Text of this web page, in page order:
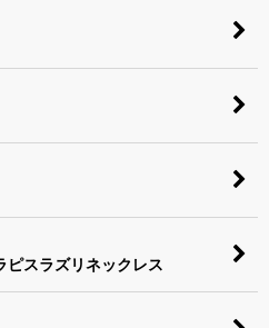
スラズリネックレス